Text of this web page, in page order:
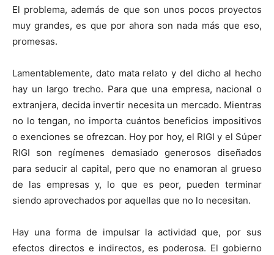
El problema, además de que son unos pocos proyectos
muy grandes, es que por ahora son nada más que eso,
promesas.
Lamentablemente, dato mata relato y del dicho al hecho
hay un largo trecho. Para que una empresa, nacional o
extranjera, decida invertir necesita un mercado. Mientras
no lo tengan, no importa cuántos beneficios impositivos
o exenciones se ofrezcan. Hoy por hoy, el RIGI y el Súper
RIGI son regímenes demasiado generosos diseñados
para seducir al capital, pero que no enamoran al grueso
de las empresas y, lo que es peor, pueden terminar
siendo aprovechados por aquellas que no lo necesitan.
Hay una forma de impulsar la actividad que, por sus
efectos directos e indirectos, es poderosa. El gobierno